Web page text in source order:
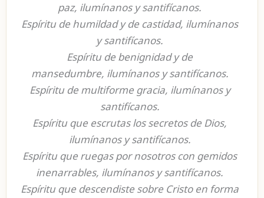
paz, ilumínanos y santifícanos.
Espíritu de humildad y de castidad, ilumínanos
y santifícanos.
Espíritu de benignidad y de
mansedumbre, ilumínanos y santifícanos.
Espíritu de multiforme gracia, ilumínanos y
santifícanos.
Espíritu que escrutas los secretos de Dios,
ilumínanos y santifícanos.
Espíritu que ruegas por nosotros con gemidos
inenarrables, ilumínanos y santifícanos.
Espíritu que descendiste sobre Cristo en forma